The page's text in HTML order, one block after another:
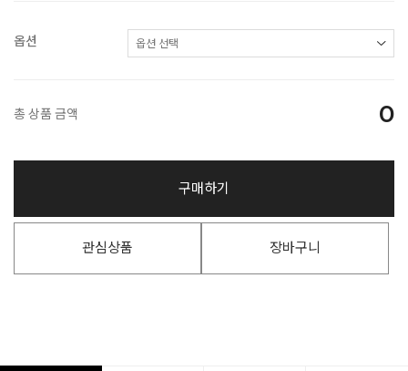
옵션
총 상품 금액 0
구매하기
관심상품 장바구니